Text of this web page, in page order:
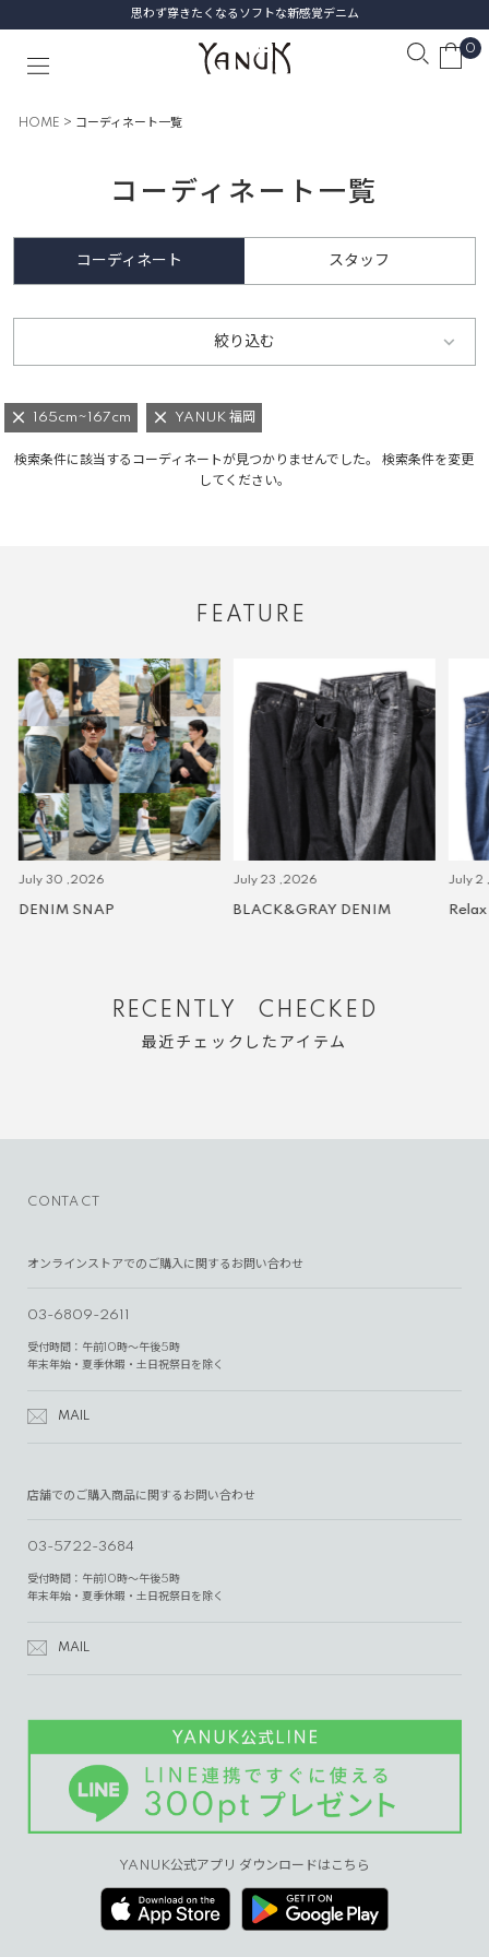
思わず穿きたくなるソフトな新感覚デニム
0
HOME コーディネート一覧
コーディネート一覧
コーディネート スタッフ
絞り込む
165cm~167cm YANUK 福岡
検索条件に該当するコーディネートが見つかりませんでした。 検索条件を変更
してください。
FEATURE
July 30 ,2026
DENIM SNAP
July 23 ,2026
BLACK&GRAY DENIM
July 2
Relax
RECENTLY CHECKED
最近チェックしたアイテム
CONTACT
オンラインストアでのご購入に関するお問い合わせ
03-6809-2611
受付時間：午前10時～午後5時
年末年始・夏季休暇・土日祝祭日を除く
MAIL
店舗でのご購入商品に関するお問い合わせ
03-5722-3684
受付時間：午前10時～午後5時
年末年始・夏季休暇・土日祝祭日を除く
MAIL
YANUK公式アプリ ダウンロードはこちら